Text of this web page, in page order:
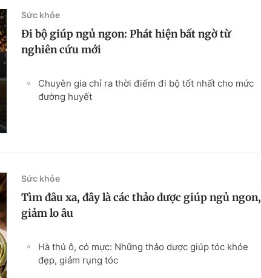
Sức khỏe
Đi bộ giúp ngủ ngon: Phát hiện bất ngờ từ
nghiên cứu mới
Chuyên gia chỉ ra thời điểm đi bộ tốt nhất cho mức
đường huyết
Sức khỏe
Tìm đâu xa, đây là các thảo dược giúp ngủ ngon,
giảm lo âu
Hà thủ ô, cỏ mực: Những thảo dược giúp tóc khỏe
đẹp, giảm rụng tóc